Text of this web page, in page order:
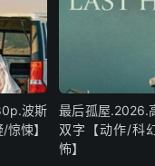
波斯
悚】
最后孤屋.2026.
双字【动作/科
怖】